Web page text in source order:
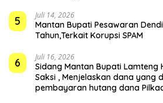
5 Juli 14, 2026
Mantan Bupati Pesawaran
Tahun,Terkait Korupsi SPAM
6 Juli 16, 2026
Sidang Mantan Bupati Lamteng
Saksi , Menjelaskan dana yang
pembayaran hutang dana